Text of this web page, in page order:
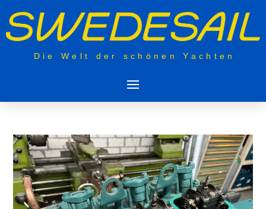
Die Welt der schönen Yachten